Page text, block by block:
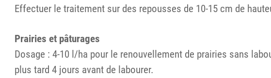
Effectuer le traitement sur des repousses de 10-15 cm de
Prairies et pâturages
Dosage : 4-10 l/ha pour le renouvellement de prairies sans
plus tard 4 jours avant de labourer.